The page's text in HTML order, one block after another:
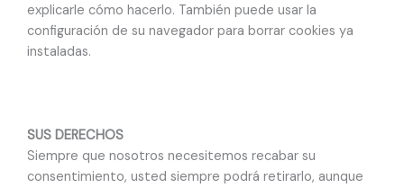
explicarle cómo hacerlo. También puede usar la
configuración de su navegador para borrar cookies ya
instaladas.
SUS DERECHOS
Siempre que nosotros necesitemos recabar su
consentimiento, usted siempre podrá retirarlo, aunque